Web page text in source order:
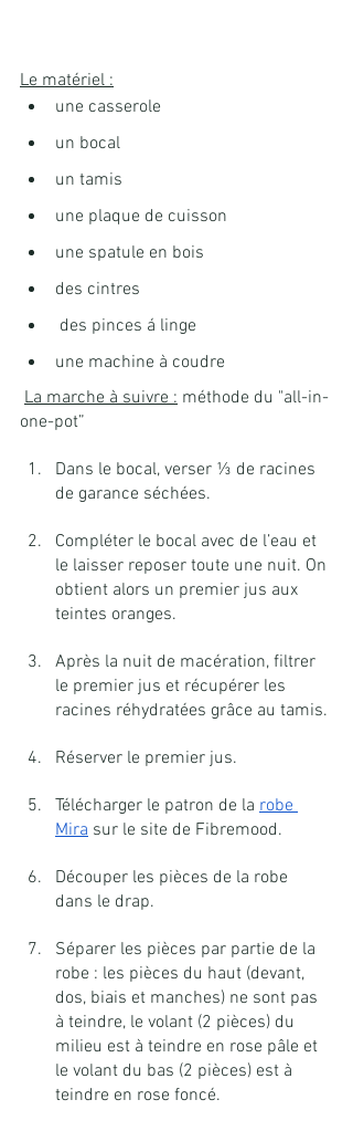
Le matériel :
une casserole
un bocal
un tamis
une plaque de cuisson
une spatule en bois
des cintres
des pinces á linge
une machine à coudre
La marche à suivre : méthode du "all-in-
one-pot”
Dans le bocal, verser ⅓ de racines
de garance séchées.
Compléter le bocal avec de l’eau et
le laisser reposer toute une nuit. On
obtient alors un premier jus aux
teintes oranges.
Après la nuit de macération, filtrer
le premier jus et récupérer les
racines réhydratées grâce au tamis.
Réserver le premier jus.
Télécharger le patron de la robe
Mira sur le site de Fibremood.
Découper les pièces de la robe
dans le drap.
Séparer les pièces par partie de la
robe : les pièces du haut (devant,
dos, biais et manches) ne sont pas
à teindre, le volant (2 pièces) du
milieu est à teindre en rose pâle et
le volant du bas (2 pièces) est à
teindre en rose foncé.